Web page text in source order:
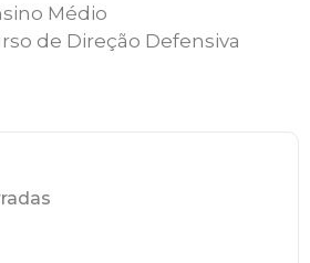
Médio
de Direção Defensiva